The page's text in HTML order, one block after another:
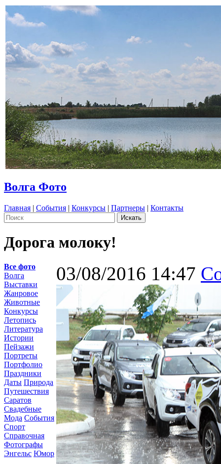
Волга Фото
Главная | События | Конкурсы | Партнеры | Контакты
Дорога молоку!
Все фото
Волга
Выставки
Жанровое
Животные
Конкурсы
Летопись
Литература
Истории
Пейзажи
Портреты
Портфолио
Праздники
Даты Природа
Путешествия
Саратов
Свадебные
Мода События
Спорт
Справочная
Фотографы
Энгельс Юмор
03/08/2016 14:47